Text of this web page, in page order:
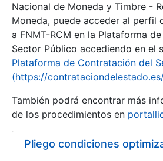
Nacional de Moneda y Timbre -
Moneda, puede acceder al perfil
a FNMT-RCM en la Plataforma
Sector Público accediendo en el
Plataforma de Contratación del
(https://
También podrá encontrar más
de los procedimientos en